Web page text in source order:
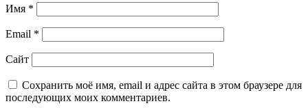
Имя *
Email *
Сайт
Сохранить моё имя, email и адрес сайта в этом браузере для
последующих моих комментариев.